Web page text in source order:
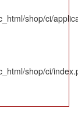
shop/ci/
shop/ci/